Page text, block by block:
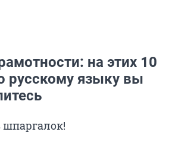
на этих 10
русскому языку вы
шпаргалок!